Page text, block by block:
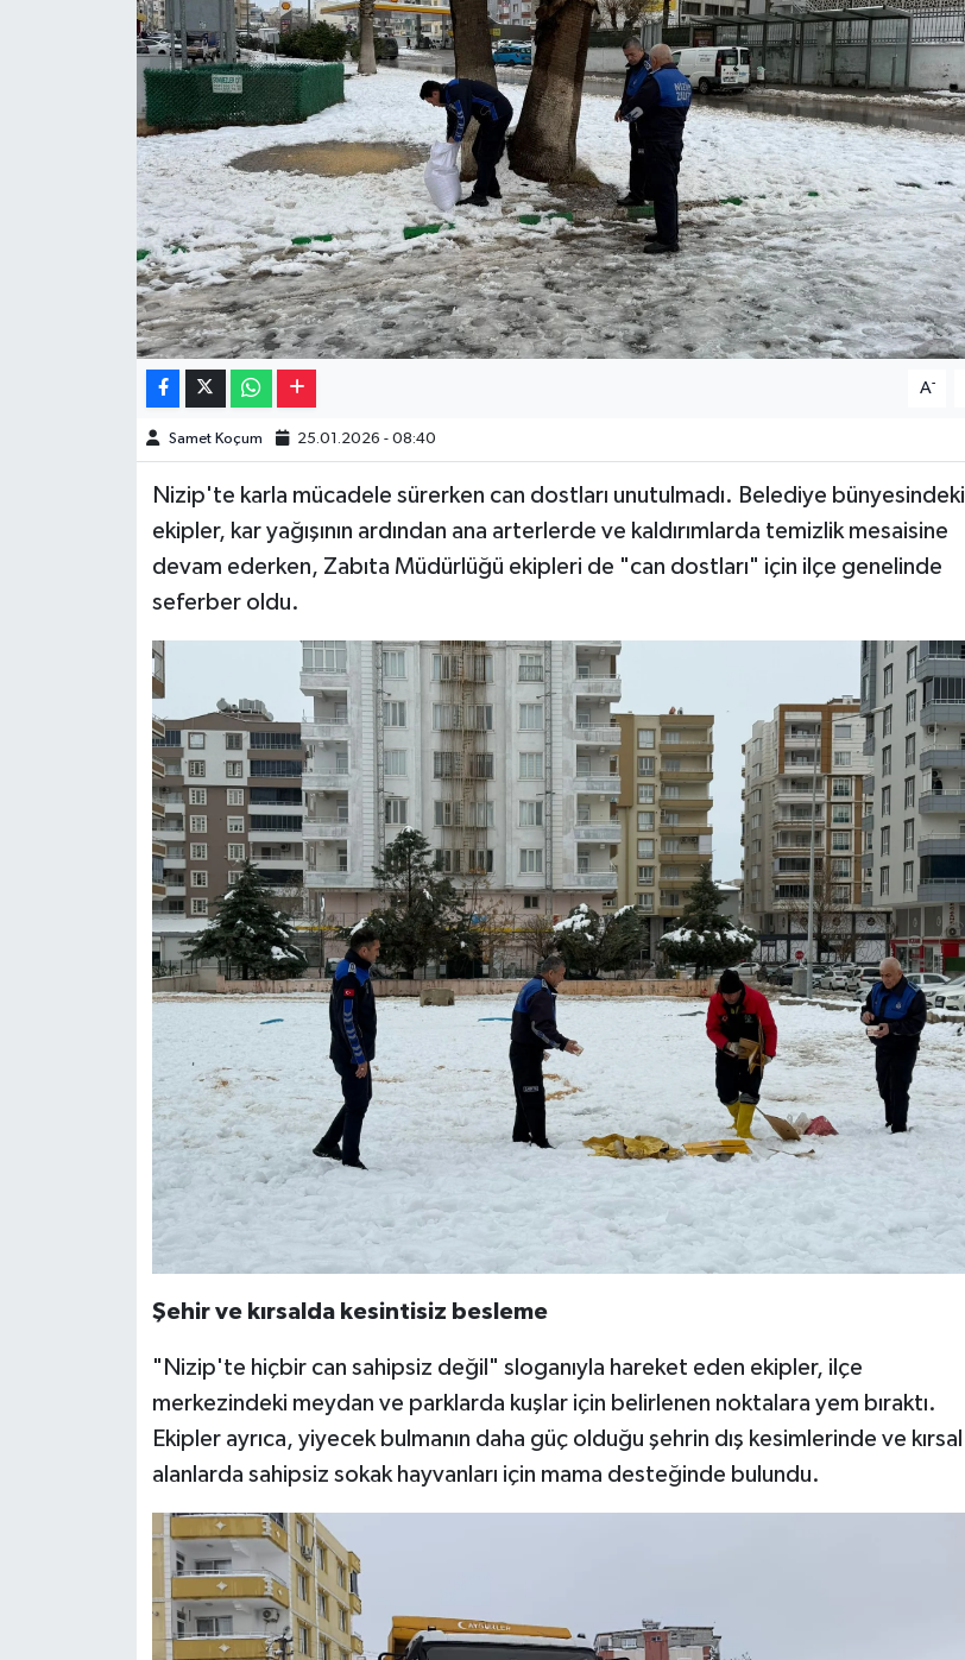
A-
Samet Koçum 25.01.2026 - 08:40
Nizip'te karla mücadele sürerken can dostları unutulmadı. ​Belediye bünyesindeki
ekipler, kar yağışının ardından ana arterlerde ve kaldırımlarda temizlik mesaisine
devam ederken, Zabıta Müdürlüğü ekipleri de "can dostları" için ilçe genelinde
seferber oldu.
​Şehir ve kırsalda kesintisiz besleme
​"Nizip'te hiçbir can sahipsiz değil" sloganıyla hareket eden ekipler, ilçe
merkezindeki meydan ve parklarda kuşlar için belirlenen noktalara yem bıraktı.
Ekipler ayrıca, yiyecek bulmanın daha güç olduğu şehrin dış kesimlerinde ve kırsal
alanlarda sahipsiz sokak hayvanları için mama desteğinde bulundu.
Resmi İlanlar
Sinemalar
Siyaset
Teknoloji
Yeme-İçme